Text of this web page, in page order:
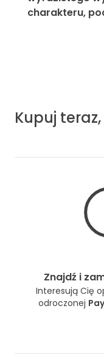
charakteru,
Kupuj
Znajdź i
Interesują Cię
odroczonej